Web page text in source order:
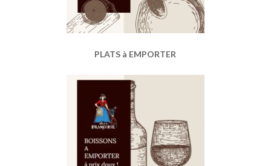
PLATS à EMPORTER